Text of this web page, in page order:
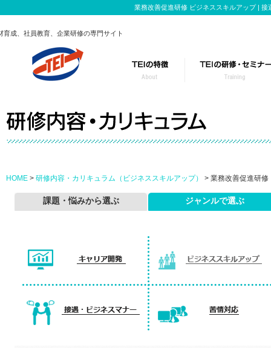
業務改善促進研修 ビジネススキルアップ |
育成、社員教育、企業研修の専門サイト
研修のポイント
HOME > 研修内容・カリキュラム（ビジネススキルアップ） > 業務改善促進研修
課題・悩みから選ぶ ジャンルで選ぶ